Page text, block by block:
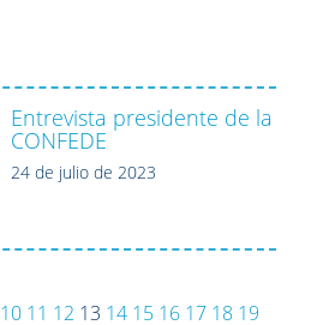
Entrevista presidente de la
CONFEDE
24 de julio de 2023
10 11 12 13 14 15 16 17 18 19